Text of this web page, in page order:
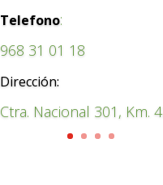
Telefono:
968 31 01 18
Dirección:
Ctra. Nacional 301, Km.